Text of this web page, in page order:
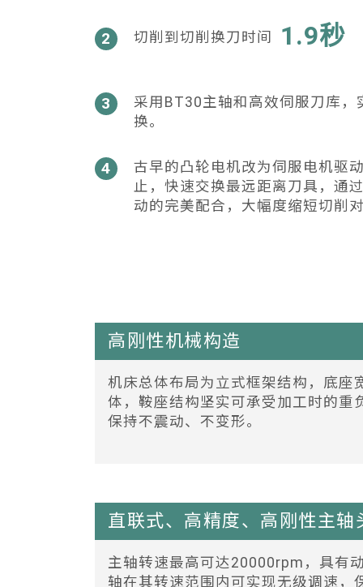
2 切削到切削换刀时间 1.9秒
3
采用BT30主轴和高效伺服刀库，
换。
4
古早的凸轮电机改为伺服电机驱
止，快速交换最远距离刀具，通
动的完美配合，大幅度缩短切削
高刚性机械构造
机床总体布局为立式框架结构，底座
体，鞍座结构坚实可承受加工时的重
保持不震动、不变形。
直联式、高精度、高刚性主轴
主轴转速最高可达20000rpm，具有
轴在其转速范围内可实现无级调速